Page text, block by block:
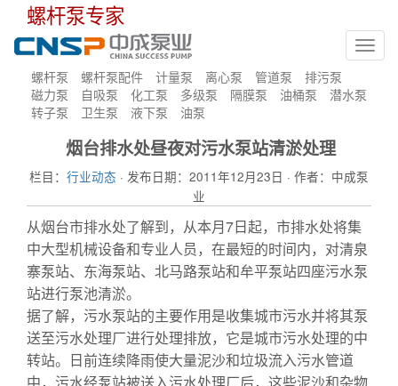
螺杆泵专家
螺杆泵 螺杆泵配件 计量泵 离心泵 管道泵
排污泵
磁力泵
自吸泵 化工泵 多级泵 隔膜泵 油桶泵
潜水泵
转子泵
卫生泵 液下泵 油泵
烟台排水处昼夜对污水泵站清淤处理
栏目： 行业动态 · 发布日期：2011年12月23日 · 作者：中成泵
业
从烟台市排水处了解到，从本月7日起，市排水处将集
中大型机械设备和专业人员，在最短的时间内，对清泉
寨泵站、东海泵站、北马路泵站和牟平泵站四座污水泵
站进行泵池清淤。
据了解，污水泵站的主要作用是收集城市污水并将其泵
送至污水处理厂进行处理排放，它是城市污水处理的中
转站。日前连续降雨使大量泥沙和垃圾流入污水管道